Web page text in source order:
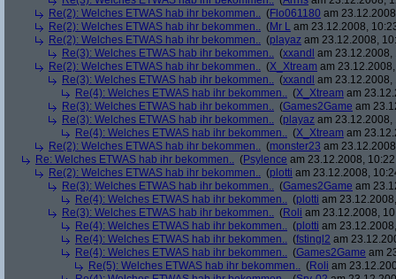
Re(2): Welches ETWAS hab ihr bekommen.. (Flo061180 am
Re(2): Welches ETWAS hab ihr bekommen.. (Mr L am 23.12.2008,
Re(2): Welches ETWAS hab ihr bekommen.. (playaz am 23.12.2008,
Re(3): Welches ETWAS hab ihr bekommen.. (xxandl am 23.12.2008,
Re(2): Welches ETWAS hab ihr bekommen.. (X_Xtream am
Re(3): Welches ETWAS hab ihr bekommen.. (xxandl am 23.12.2008,
Re(4): Welches ETWAS hab ihr bekommen.. (X_Xtream am
Re(3): Welches ETWAS hab ihr bekommen.. (Games2Game am
Re(3): Welches ETWAS hab ihr bekommen.. (playaz am 23.12.2008,
Re(4): Welches ETWAS hab ihr bekommen.. (X_Xtream am
Re(2): Welches ETWAS hab ihr bekommen.. (monster23 am
Re: Welches ETWAS hab ihr bekommen.. (Psylence am 23.12.2008,
Re(2): Welches ETWAS hab ihr bekommen.. (plotti am 23.12.2008,
Re(3): Welches ETWAS hab ihr bekommen.. (Games2Game am
Re(4): Welches ETWAS hab ihr bekommen.. (plotti am
Re(3): Welches ETWAS hab ihr bekommen.. (Roli am 23.12.2008,
Re(4): Welches ETWAS hab ihr bekommen.. (plotti am
Re(4): Welches ETWAS hab ihr bekommen.. (fstingl2 am
Re(4): Welches ETWAS hab ihr bekommen.. (Games2Game am
Re(5): Welches ETWAS hab ihr bekommen.. (Roli am